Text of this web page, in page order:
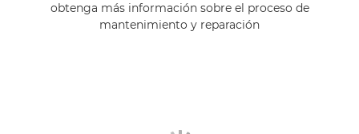
obtenga más información sobre el proceso de
mantenimiento y reparación